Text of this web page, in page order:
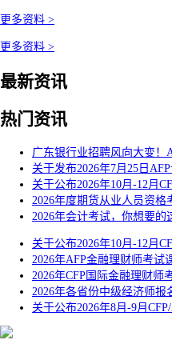
更多资料 >
更多资料 >
最新资讯
热门资讯
广东银行业招聘风向大变！
关于发布2026年7月25日
关于公布2026年10月-12月
2026年度期货从业人员资格
2026年会计考试，你想要的
关于公布2026年10月-12月
2026年AFP金融理财师考试
2026年CFP国际金融理财师
2026年各省份中级经济师报
关于公布2026年8月-9月